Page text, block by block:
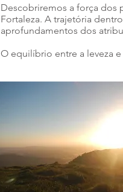
Descobriremos a força dos
Fortaleza. A trajetória
aprofundamentos dos
O equilíbrio entre a leveza